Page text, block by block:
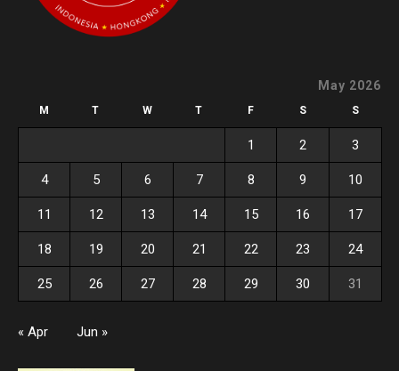
May 2026
M T W T F S S
1 2 3
4 5 6 7 8 9 10
11 12 13 14 15 16 17
18 19 20 21 22 23 24
25 26 27 28 29 30 31
« Apr Jun »